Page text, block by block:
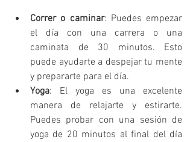
Correr o caminar: Puedes empezar
el día con una carrera o una
caminata de 30 minutos. Esto
puede ayudarte a despejar tu mente
y prepararte para el día.
Yoga: El yoga es una excelente
manera de relajarte y estirarte.
Puedes probar con una sesión de
yoga de 20 minutos al final del día